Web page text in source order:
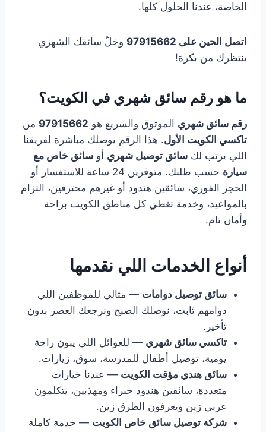
الخاصة، عندنا الحلول كلها.
اتصل الحين على 97915662
وخلّ سائقك الشهري
ينتظرك من بكرة!
ما هو رقم سائق شهري في الكويت؟
رقم سائق شهري الموثوق والسريع هو 97915662 من
تاكسي الكويت الأول. هذا الرقم يوصلك مباشرة لفريقنا
اللي يرتب لك سائق توصيل شهري أو سائق خاص مع
سيارة
حسب طلبك. متوفرين 24 ساعة للاستفسار أو
الحجز الفوري، سائقين هندود أو غيرهم محترفين، التزام
بالمواعيد، وخدمة تغطي كل مناطق الكويت براحة
وأمان تام.
أنواع الخدمات اللي نقدمها
سائق توصيل دوامات — مثالي للموظفين اللي
دوامهم ثابت، نوصلك الصبح ونرجعك العصر بدون
تأخير.
تاكسي سائق شهري — للعوائل اللي يبون راحة
يومية، توصيل أطفال للمدرسة، سوق، زيارات.
سائق هندي مؤقت الكويت — عندنا خيارات
متعددة، سائقين هندود خبراء ومهذبين، يتكلمون
عربي زين ويعرفون الطرق زين.
شركة توصيل سائق خاص الكويت — خدمة كاملة